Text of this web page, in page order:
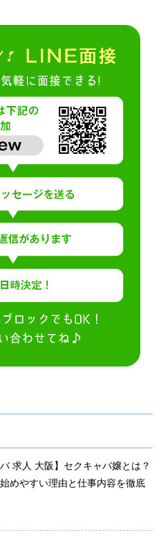
バ 求人 大阪】セクキャバ嬢とは？
めやすい理由と仕事内容を徹底